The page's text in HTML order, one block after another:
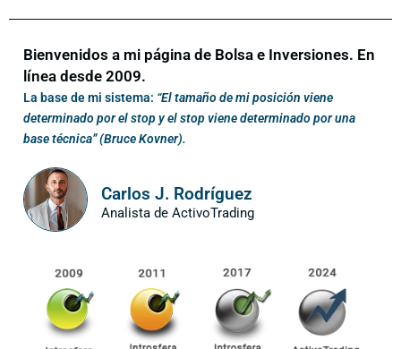
Bienvenidos a mi página de Bolsa e Inversiones. En
línea desde 2009.
La base de mi sistema: “El tamaño de mi posición viene
determinado por el stop y el stop viene determinado por una
base técnica” (Bruce Kovner).
Carlos J. Rodríguez
Analista de ActivoTrading